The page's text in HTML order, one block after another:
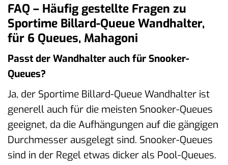
FAQ – Häufig gestellte Fragen zu
Sportime Billard-Queue Wandhalter,
für 6 Queues, Mahagoni
Passt der Wandhalter auch für Snooker-
Queues?
Ja, der Sportime Billard-Queue Wandhalter ist
generell auch für die meisten Snooker-Queues
geeignet, da die Aufhängungen auf die gängigen
Durchmesser ausgelegt sind. Snooker-Queues
sind in der Regel etwas dicker als Pool-Queues.